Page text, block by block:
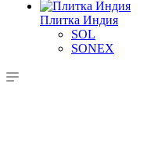
Плитка Индия
SOL
SONEX